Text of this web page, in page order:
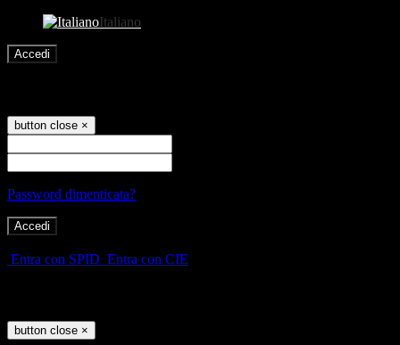
Italiano
Accedi
button close ×
Password dimenticata?
Entra con SPID Entra con CIE
button close ×